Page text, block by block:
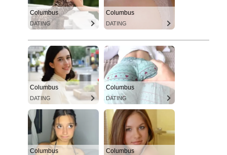
Columbus
DATING
Columbus
DATING
Columbus
DATING
Columbus
DATING
Columbus Columbus